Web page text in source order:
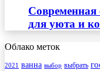
Современная
для уюта и
Облако меток
2021 ванна выбор выбрать